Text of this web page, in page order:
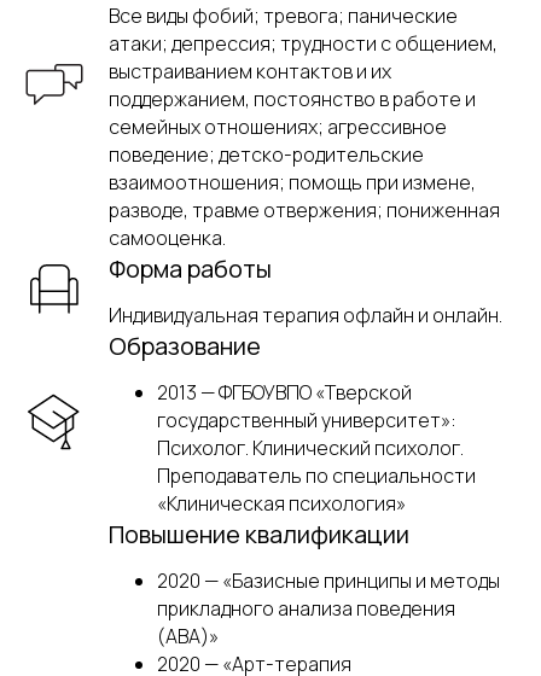
Все виды фобий; тревога; панические
атаки; депрессия; трудности с общением,
выстраиванием контактов и их
поддержанием, постоянство в работе и
семейных отношениях; агрессивное
поведение; детско-родительские
взаимоотношения; помощь при измене,
разводе, травме отвержения; пониженная
самооценка.
Форма работы
Индивидуальная терапия офлайн и онлайн.
Образование
2013 — ФГБОУВПО «Тверской
государственный университет»:
Психолог. Клинический психолог.
Преподаватель по специальности
«Клиническая психология»
Повышение квалификации
2020 — «Базисные принципы и методы
прикладного анализа поведения
(АВА)»
2020 — «Арт-терапия